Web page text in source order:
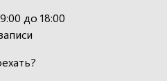
до 18:00